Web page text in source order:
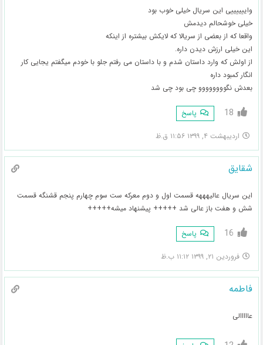
واییییییی این سریال خیلی خوب بود
خیلی خوشحالم دیدمش
واقعا که از بعضی از سریالا که لایکش بیشتره از اینکه
این خیلی ارزش دیدن داره.
از اولش که وارد داستان شدم و با داستان می رفتم جلو با خودم میگفتم یجایی کار
انگار کمبود داره
بعدش نگوووووووو چی بود چی شد
18 پاسخ
اردیبهشت ۴, ۱۳۹۹ ۱۱:۵۶ ق.ظ
شقایق
این سریال عالیهههه قسمت اول و دوم معرکه ست سوم چهارم پنجم قشنگه قسمت
شش و هفت باز عالی شد +++++ پیشنهاد میشه+++++
16 پاسخ
فروردین ۲۱, ۱۳۹۹ ۱۱:۱۲ ب.ظ
فاطمه
عااااالی